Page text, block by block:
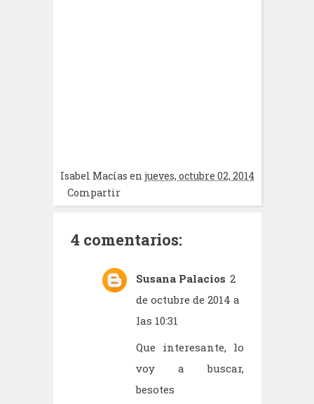
Isabel Macías en jueves, octubre 02, 2014
Compartir
4 comentarios:
Susana Palacios 2
de octubre de 2014 a
las 10:31
Que interesante, lo
voy a buscar,
besotes